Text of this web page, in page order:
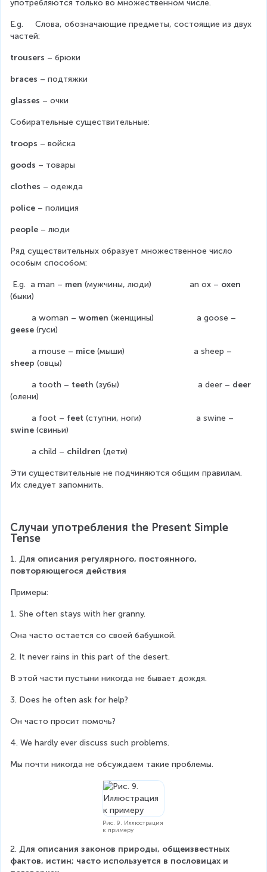
употребляются только во множественном числе.
E.g.     Слова, обозначающие предметы, состоящие из двух
частей:
trousers – брюки
braces – подтяжки
glasses – очки
Собирательные существительные:
troops – войска
goods – товары
clothes – одежда
police – полиция
people – люди
Ряд существительных образует множественное число
особым способом:
E.g.  a man – men (мужчины, люди)                an ox – oxen
(быки)
a woman – women (женщины)                  a goose –
geese (гуси)
a mouse – mice (мыши)                             a sheep –
sheep (овцы)
a tooth – teeth (зубы)                                 a deer – deer
(олени)
a foot – feet (ступни, ноги)                       a swine –
swine (свиньи)
a child – children (дети)
Эти существительные не подчиняются общим правилам.
Их следует запомнить.
Случаи употребления the Present Simple
Tense
1. Для описания регулярного, постоянного,
повторяющегося действия
Примеры:
1. She often stays with her granny.
Она часто остается со своей бабушкой.
2. It never rains in this part of the desert.
В этой части пустыни никогда не бывает дождя.
3. Does he often ask for help?
Он часто просит помочь?
4. We hardly ever discuss such problems.
Мы почти никогда не обсуждаем такие проблемы.
Рис. 9. Иллюстрация
к примеру
2. Для описания законов природы, общеизвестных
фактов, истин; часто используется в пословицах и